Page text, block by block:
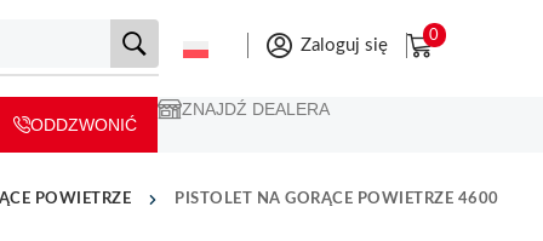
Zaloguj się
0
ODDZWONIĆ
ZNAJDŹ DEALERA
POWIETRZE PISTOLET NA GORĄCE POWIETRZE 4600